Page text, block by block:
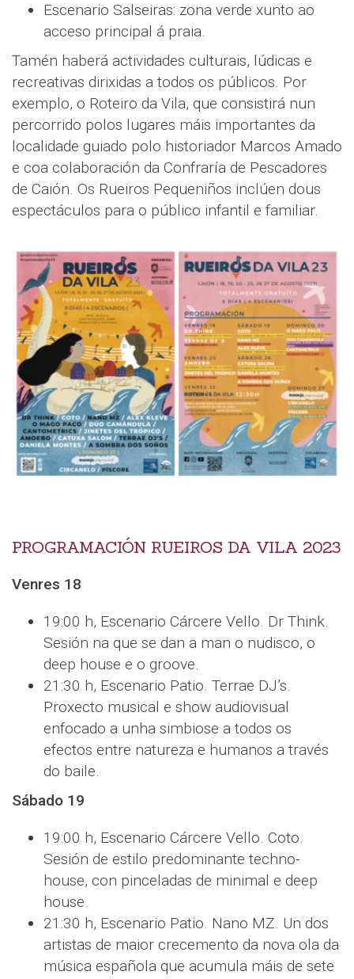
Escenario Salseiras: zona verde xunto ao
acceso principal á praia.
Tamén haberá actividades culturais, lúdicas e
recreativas dirixidas a todos os públicos. Por
exemplo, o Roteiro da Vila, que consistirá nun
percorrido polos lugares máis importantes da
localidade guiado polo historiador Marcos Amado
e coa colaboración da Confraría de Pescadores
de Caión. Os Rueiros Pequeniños inclúen dous
espectáculos para o público infantil e familiar.
PROGRAMACIÓN RUEIROS DA VILA 2023
Venres 18
19:00 h, Escenario Cárcere Vello. Dr Think.
Sesión na que se dan a man o nudisco, o
deep house e o groove.
21:30 h, Escenario Patio. Terrae DJ’s.
Proxecto musical e show audiovisual
enfocado a unha simbiose a todos os
efectos entre natureza e humanos a través
do baile.
Sábado 19
19:00 h, Escenario Cárcere Vello. Coto.
Sesión de estilo predominante techno-
house, con pinceladas de minimal e deep
house.
21:30 h, Escenario Patio. Nano MZ. Un dos
artistas de maior crecemento da nova ola da
música española que acumula máis de sete